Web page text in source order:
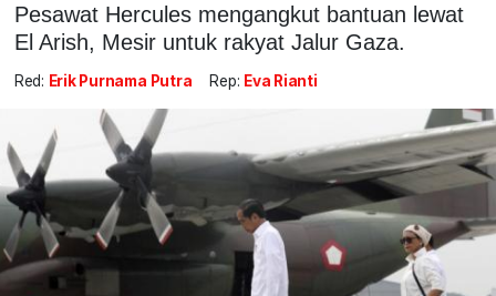
Pesawat Hercules mengangkut bantuan lewat
El Arish, Mesir untuk rakyat Jalur Gaza.
Red: Erik Purnama Putra Rep: Eva Rianti